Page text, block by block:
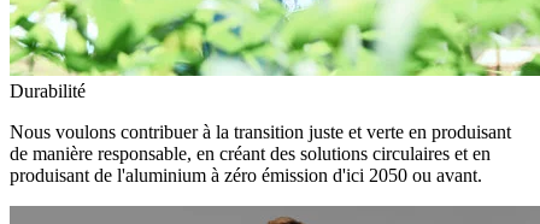
Durabilité
Nous voulons contribuer à la transition juste et verte en produisant
de manière responsable, en créant des solutions circulaires et en
produisant de l'aluminium à zéro émission d'ici 2050 ou avant.